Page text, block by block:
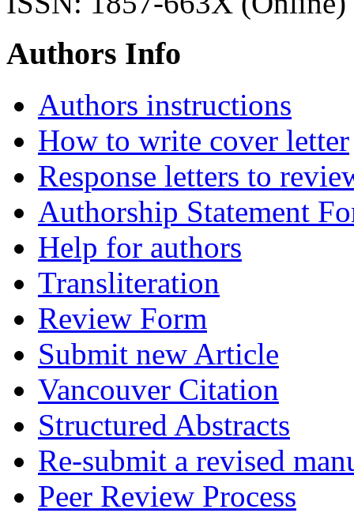
Authors Info
Authors instructions
How to write cover letter
Response letters to
Authorship Statement
Help for authors
Transliteration
Review Form
Submit new Article
Vancouver Citation
Structured Abstracts
Re-submit a revised
Peer Review Process